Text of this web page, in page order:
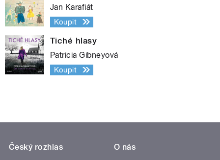
Jan Karafiát
Koupit
Tiché hlasy
Patricia Gibneyová
Koupit
Český rozhlas
O nás